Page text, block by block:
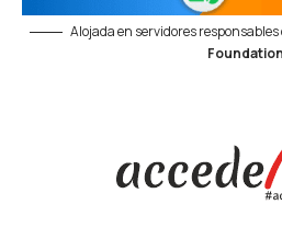
Alojada en servidores
Foundation